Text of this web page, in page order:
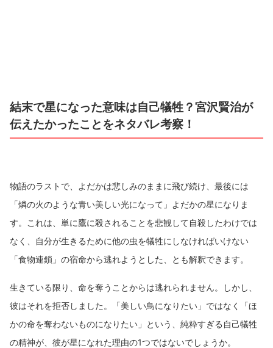
結末で星になった意味は自己犠牲？宮沢賢治が
伝えたかったことをネタバレ考察！
物語のラストで、よだかは悲しみのままに飛び続け、最後には
「燐の火のような青い美しい光になって」よだかの星になりま
す。これは、単に鷹に殺されることを悲観して自殺したわけでは
なく、自分が生きるために他の虫を犠牲にしなければいけない
「食物連鎖」の宿命から逃れようとした、とも解釈できます。
生きている限り、命を奪うことからは逃れられません。しかし、
彼はそれを拒否しました。「美しい鳥になりたい」ではなく「ほ
かの命を奪わないものになりたい」という、純粋すぎる自己犠牲
の精神が、彼が星になれた理由の1つではないでしょうか。